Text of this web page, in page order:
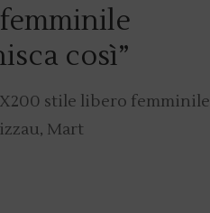
così”
stile libero
Mart